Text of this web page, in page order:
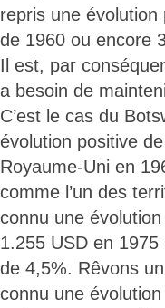
repris une évolution
de 1960 ou encore
Il est, par
a besoin de
C’est le cas du
évolution positive
Royaume-Uni en
comme l’un des
connu une
1.255 USD en
de 4,5%. Rêvons
connu une